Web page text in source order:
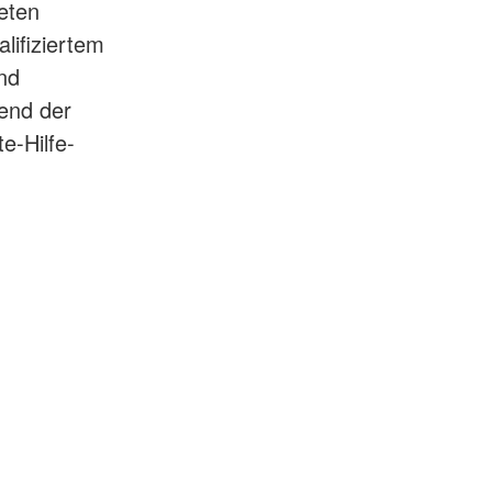
der
Hilfe-